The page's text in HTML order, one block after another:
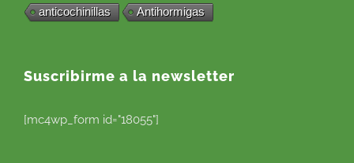
anticochinillas
Antihormigas
Suscribirme a la newsletter
[mc4wp_form id="18055"]